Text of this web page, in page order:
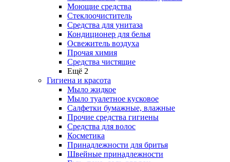
Моющие средства
Стеклоочиститель
Средства для унитаза
Кондиционер для белья
Освежитель воздуха
Прочая химия
Средства чистящие
Ещё 2
Гигиена и красота
Мыло жидкое
Мыло туалетное кусковое
Салфетки бумажные, влажные
Прочие средства гигиены
Средства для волос
Косметика
Принадлежности для бритья
Швейные принадлежности